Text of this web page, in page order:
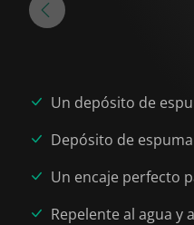
Un depósito de
Depósito de
Un encaje perfecto
Repelente al agua y